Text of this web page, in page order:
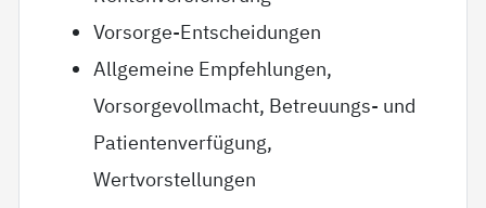
Vorsorge-Entscheidungen
Allgemeine Empfehlungen,
Vorsorgevollmacht, Betreuungs- und
Patientenverfügung,
Wertvorstellungen